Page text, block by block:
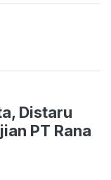
Distaru
PT Rana